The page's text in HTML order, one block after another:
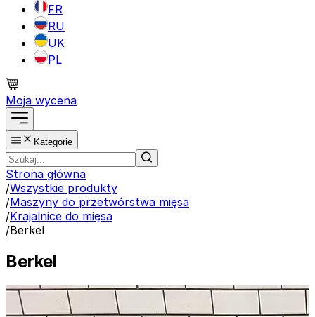
FR
RU
UK
PL
Moja wycena
Kategorie
Strona główna
/Wszystkie produkty
/Maszyny do przetwórstwa mięsa
/Krajalnice do mięsa
/Berkel
Berkel